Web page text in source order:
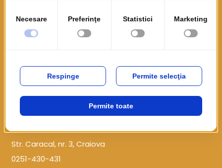
SC PROGOPO IMPEX SRL
J16/493/1999
office@progopo.ro
Comuna Simnicu de Sus, sat Albesti
Str. Caracal, nr. 3, Craiova
0251-430-431